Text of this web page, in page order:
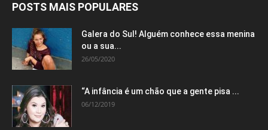
POSTS MAIS POPULARES
Galera do Sul! Alguém conhece essa menina
ou a sua...
26/05/2020
“A infância é um chão que a gente pisa ...
06/12/2019